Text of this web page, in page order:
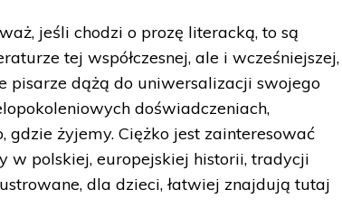
jeśli chodzi o prozę literacką, to są
tej współczesnej, ale i wcześniejszej,
pisarze dążą do uniwersalizacji swojego
doświadczeniach,
żyjemy. Ciężko jest zainteresować
w polskiej, europejskiej historii, tradycji
dla dzieci, łatwiej znajdują tutaj